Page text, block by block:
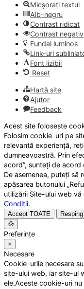
Micșorați textul
Alb-negru
Contrast ridicat
Contrast negativ
Fundal luminos
Link-uri
Font lizibil
Reset
Hartă site
Ajutor
Feedback
Acest site folosește
Folosim cookie-uri pe
relevantă experiență,
dumneavoastră. Prin
acord”, sunteți de
De asemenea, puteți
apăsarea butonului
utilizării Site-ului web
Condiții.
Accept TOATE
🍪
Preferințe
×
Necesare
Cookie-urile necesare
site-ului web, iar site-ul
ele.Aceste cookie-uri